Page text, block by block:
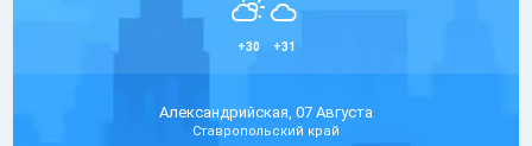
+30 +31
Александрийская, 07 Августа
Ставропольский край